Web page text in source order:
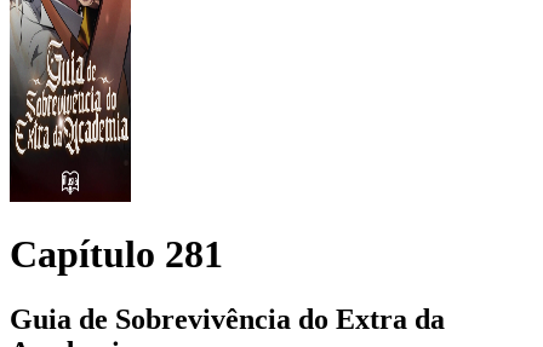
Capítulo 281
Guia de Sobrevivência do Extra da